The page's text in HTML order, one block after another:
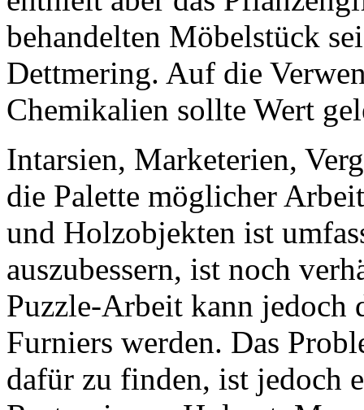
behandelten Möbelstück
Dettmering. Auf die
Chemikalien sollte Wert
Intarsien, Marketerien,
die Palette möglicher
und Holzobjekten ist
auszubessern, ist noch
Puzzle-Arbeit kann jedoch
Furniers werden. Das
dafür zu finden, ist jedoch